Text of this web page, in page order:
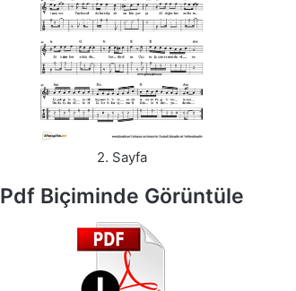
2. Sayfa
Pdf Biçiminde Görüntüle